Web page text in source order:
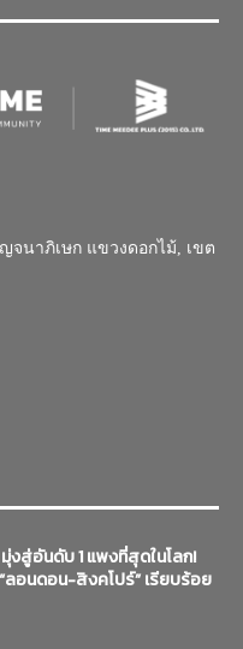
จนาภิเษก แขวงดอกไม้, เขต
งสู่อันดับ 1 แพงที่สุดในโลก!
ลอนดอน-สิงคโปร์” เรียบร้อย